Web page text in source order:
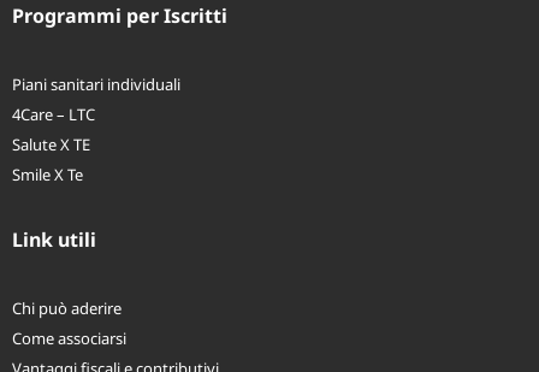
Programmi per Iscritti
Piani sanitari individuali
4Care – LTC
Salute X TE
Smile X Te
Link utili
Chi può aderire
Come associarsi